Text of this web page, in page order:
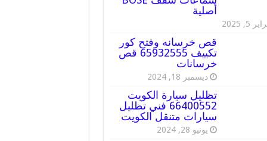
أصلية
5, 2025
قص خرسانه وفتح كور
تكييف 65932555 قص
خرسانات
ديسمبر 18, 2024
تظليل سيارة الكويت
66400552 فني تظليل
سيارات متنقل الكويت
يونيو 28, 2024